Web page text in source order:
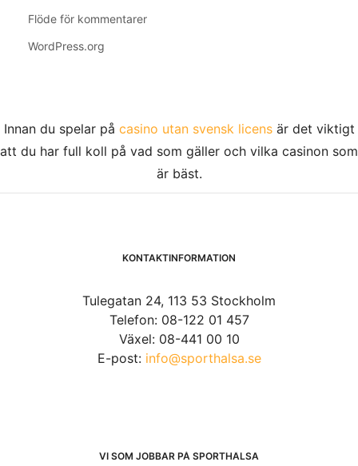
Flöde för kommentarer
WordPress.org
Innan du spelar på casino utan svensk licensär det viktigt
att du har full koll på vad som gäller och vilka casinon som
är bäst.
KONTAKTINFORMATION
Tulegatan 24, 113 53 Stockholm
Telefon: 08-122 01 457
Växel: 08-441 00 10
E-post: info@sporthalsa.se
VI SOM JOBBAR PÅ SPORTHÄLSA